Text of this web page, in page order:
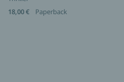
18,00 €
Paperback